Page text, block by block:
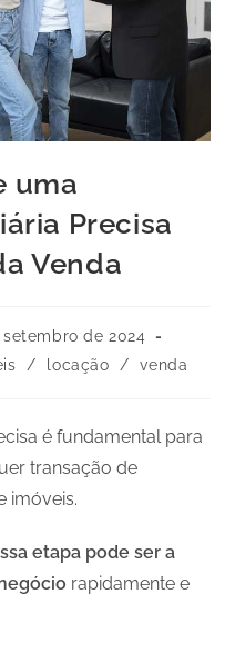
uma
Precisa
Venda
setembro de 2024
/ locação / venda
é fundamental para
transação de
imóveis.
etapa pode ser a
rapidamente e